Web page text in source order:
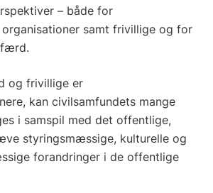
– både for
samt frivillige og for
og frivillige er
kan civilsamfundets mange
i samspil med det offentlige,
styringsmæssige, kulturelle og
forandringer i de offentlige